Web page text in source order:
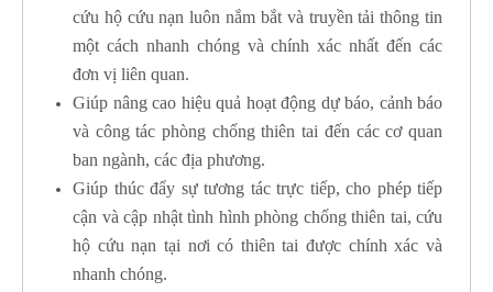
cứu hộ cứu nạn luôn nắm bắt và truyền tải thông tin
một cách nhanh chóng và chính xác nhất đến các
đơn vị liên quan.
Giúp nâng cao hiệu quả hoạt động dự báo, cảnh báo
và công tác phòng chống thiên tai đến các cơ quan
ban ngành, các địa phương.
Giúp thúc đẩy sự tương tác trực tiếp, cho phép tiếp
cận và cập nhật tình hình phòng chống thiên tai, cứu
hộ cứu nạn tại nơi có thiên tai được chính xác và
nhanh chóng.